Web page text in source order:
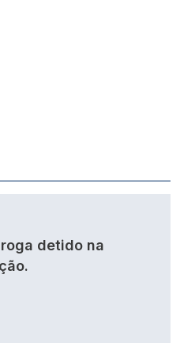
detido na